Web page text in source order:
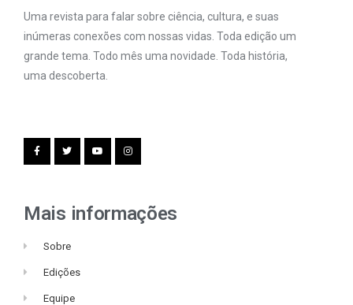
Uma revista para falar sobre ciência, cultura, e suas
inúmeras conexões com nossas vidas. Toda edição um
grande tema. Todo mês uma novidade. Toda história,
uma descoberta.
Mais informações
Sobre
Edições
Equipe